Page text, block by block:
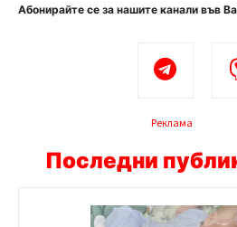
Абонирайте се за нашите канали във
Реклама
Последни